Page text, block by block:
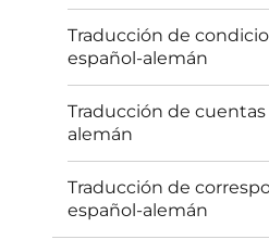
Traducción de
español-alemán
Traducción de
alemán
Traducción de
español-alemán